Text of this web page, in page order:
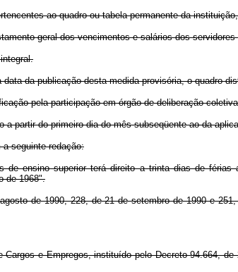
ao quadro ou tabela permanente da
geral dos vencimentos e salários dos
da publicação desta medida provisória, o quadro
pela participação em órgão de deliberação
partir do primeiro dia do mês subseqüente ao da
a seguinte redação:
de ensino superior terá direito a trinta dias de
de 1968".
de 1990, 228, de 21 de setembro de 1990 e
e Empregos, instituído pelo Decreto 94.664,